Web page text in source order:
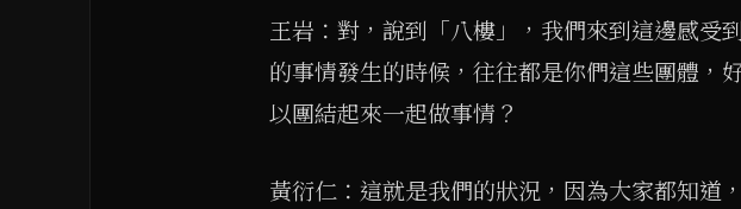
王岩：對，說到「八樓」，我們來到這邊感受
的事情發生的時候，往往都是你們這些團體，
以團結起來一起做事情？
黃衍仁：這就是我們的狀況，因為大家都知道